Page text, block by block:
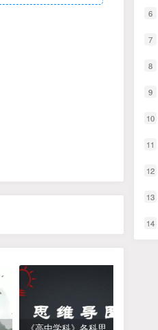
6
7
8
9
10
11
12
13
14